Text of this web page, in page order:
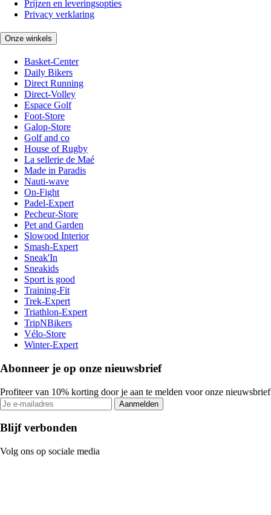
Prijzen en leveringsopties
Privacy verklaring
Onze winkels
Basket-Center
Daily Bikers
Direct Running
Direct-Volley
Espace Golf
Foot-Store
Galop-Store
Golf and co
House of Rugby
La sellerie de Maé
Made in Paradis
Nauti-wave
On-Fight
Padel-Expert
Pecheur-Store
Pet and Garden
Slowood Interior
Smash-Expert
Sneak'In
Sneakids
Sport is good
Training-Fit
Trek-Expert
Triathlon-Expert
TripNBikers
Vélo-Store
Winter-Expert
Abonneer je op onze nieuwsbrief
Profiteer van 10% korting door je aan te melden voor onze nieuwsbrief
Aanmelden
Blijf verbonden
Volg ons op sociale media